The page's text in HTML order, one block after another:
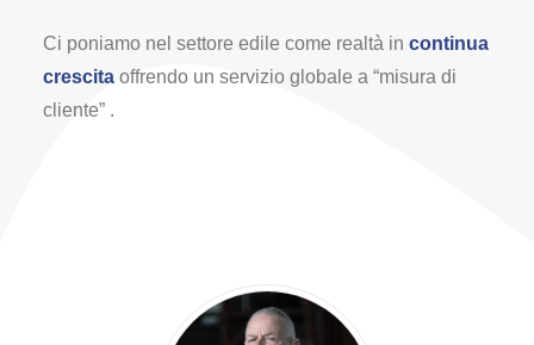
Ci poniamo nel settore edile come realtà in continua
crescita offrendo un servizio globale a “misura di
cliente” .